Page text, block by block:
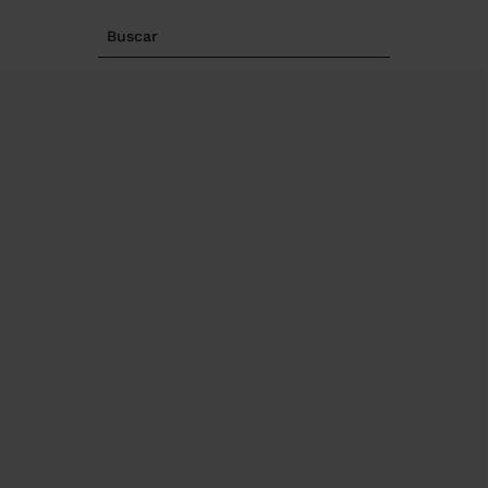
Buscar